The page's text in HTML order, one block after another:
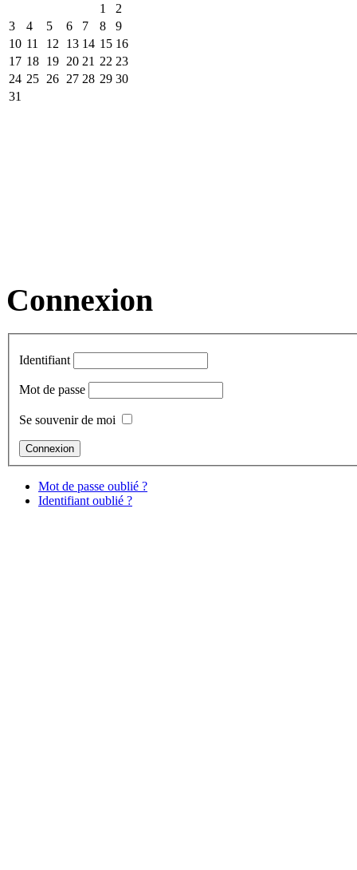
1
2
3
4 5 6 7 8
9
10 11 12 13 14 15 16
17 18 19 20 21 22 23
24 25 26 27 28 29 30
31
Connexion
Identifiant
Mot de passe
Se souvenir de moi
Mot de passe oublié ?
Identifiant oublié ?